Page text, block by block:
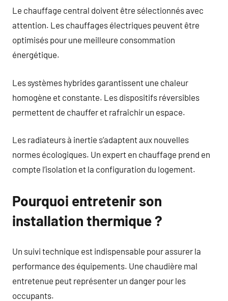
Le chauffage central doivent être sélectionnés avec
attention. Les chauffages électriques peuvent être
optimisés pour une meilleure consommation
énergétique.
Les systèmes hybrides garantissent une chaleur
homogène et constante. Les dispositifs réversibles
permettent de chauffer et rafraîchir un espace.
Les radiateurs à inertie s’adaptent aux nouvelles
normes écologiques. Un expert en chauffage prend en
compte l’isolation et la configuration du logement.
Pourquoi entretenir son
installation thermique ?
Un suivi technique est indispensable pour assurer la
performance des équipements. Une chaudière mal
entretenue peut représenter un danger pour les
occupants.